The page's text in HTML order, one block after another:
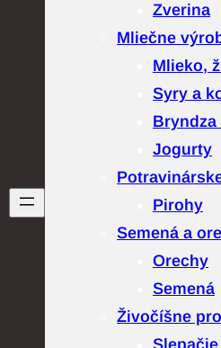
Zverina
Mliečne
Mlieko,
Syry a
Bryndza
Jogurty
Pirohy
Semená a
Orechy
Semená
Živočíšne